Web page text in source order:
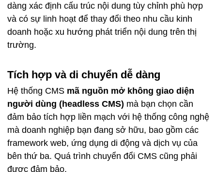
dàng xác định cấu trúc nội dung tùy chỉnh phù hợp
và có sự linh hoạt để thay đổi theo nhu cầu kinh
doanh hoặc xu hướng phát triển nội dung trên thị
trường.
Tích hợp và di chuyển dễ dàng
Hệ thống CMS mã nguồn mở không giao diện
người dùng (headless CMS) mà bạn chọn cần
đảm bảo tích hợp liền mạch với hệ thống công nghệ
mà doanh nghiệp bạn đang sở hữu, bao gồm các
framework web, ứng dụng di động và dịch vụ của
bên thứ ba. Quá trình chuyển đổi CMS cũng phải
được đảm bảo.